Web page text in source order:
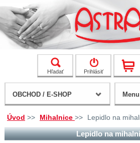
Hľadať Prihlásiť
Úvod >> Mihalnice >> Lepidlo na
Lepidlo na
OBCHOD / E-SHOP Menu